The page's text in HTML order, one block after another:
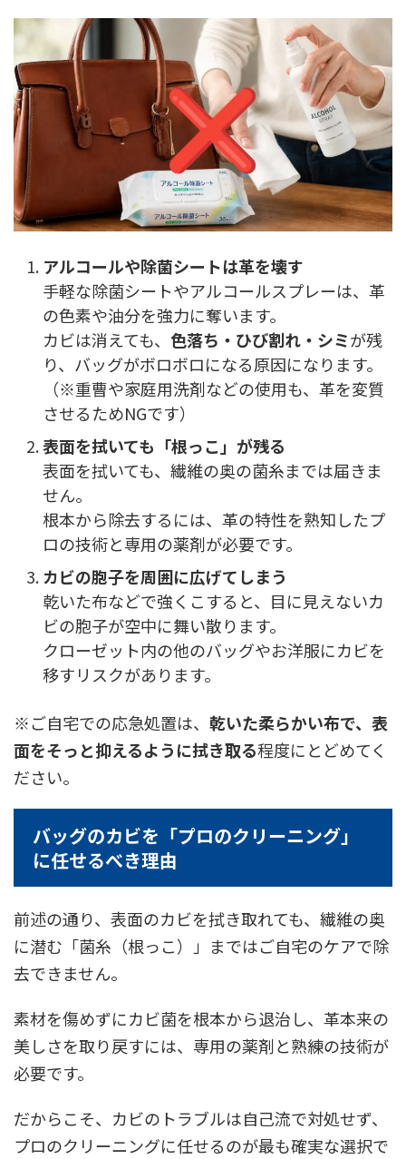
アルコールや除菌シートは革を壊す
手軽な除菌シートやアルコールスプレーは、革
の色素や油分を強力に奪います。
カビは消えても、 色落ち・ひび割れ・シミが残
り、バッグがボロボロになる原因になります。
（※重曹や家庭用洗剤などの使用も、革を変質
させるためNGです）
表面を拭いても「根っこ」が残る
表面を拭いても、繊維の奥の菌糸までは届きま
せん。
根本から除去するには、革の特性を熟知したプ
ロの技術と専用の薬剤が必要です。
カビの胞子を周囲に広げてしまう
乾いた布などで強くこすると、目に見えないカ
ビの胞子が空中に舞い散ります。
クローゼット内の他のバッグやお洋服にカビを
移すリスクがあります。
※ご自宅での応急処置は、 乾いた柔らかい布で、表
面をそっと抑えるように拭き取る程度にとどめてく
ださい。
バッグのカビを「プロのクリーニング」
に任せるべき理由
前述の通り、表面のカビを拭き取れても、繊維の奥
に潜む「菌糸（根っこ）」まではご自宅のケアで除
去できません。
素材を傷めずにカビ菌を根本から退治し、革本来の
美しさを取り戻すには、専用の薬剤と熟練の技術が
必要です。
だからこそ、カビのトラブルは自己流で対処せず、
プロのクリーニングに任せるのが最も確実な選択で